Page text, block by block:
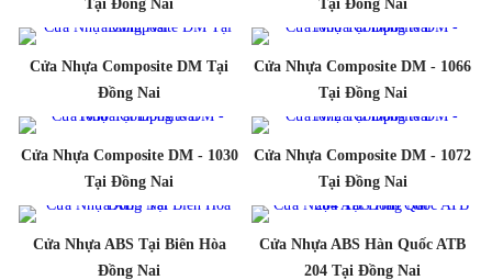
Tại Đồng Nai
Tại Đồng Nai
Cửa Nhựa Composite DM Tại
Đồng Nai
Cửa Nhựa Composite DM - 1066
Tại Đồng Nai
Cửa Nhựa Composite DM - 1030
Tại Đồng Nai
Cửa Nhựa Composite DM - 1072
Tại Đồng Nai
Cửa Nhựa ABS Tại Biên Hòa
Đồng Nai
Cửa Nhựa ABS Hàn Quốc ATB
204 Tại Đồng Nai